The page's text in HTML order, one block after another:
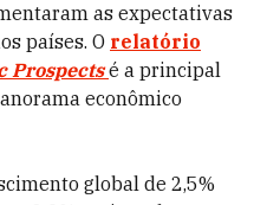
as expectativas
países. O relatório
Prospects é a principal
econômico
global de 2,5%